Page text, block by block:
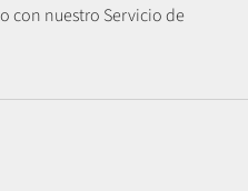
con nuestro Servicio de